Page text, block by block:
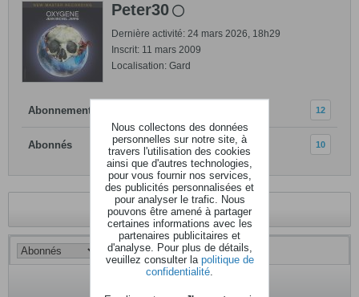
Peter30
Dernière activité: 24 mars 2026, 18h29
Inscrit: 11 mars 2009
Localisation: Gard
Abonnements 12
Abonnés 10
Revenir au profil
Nous collectons des données
personnelles sur notre site, à
travers l'utilisation des cookies
ainsi que d'autres technologies,
pour vous fournir nos services,
des publicités personnalisées et
pour analyser le trafic. Nous
pouvons être amené à partager
certaines informations avec les
partenaires publicitaires et
d'analyse. Pour plus de détails,
veuillez consulter la politique de
confidentialité